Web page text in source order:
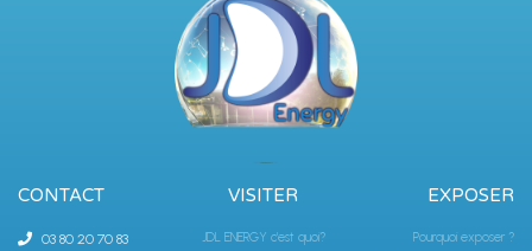
CONTACT
03 80 20 70 83
VISITER
JDL ENERGY c'est quoi?
EXPOSER
Pourquoi exposer ?